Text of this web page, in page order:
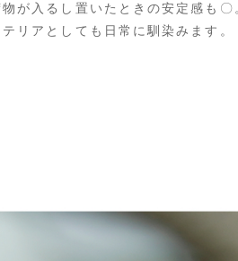
が入るし置いたときの安定感も
リアとしても日常に馴染みます。